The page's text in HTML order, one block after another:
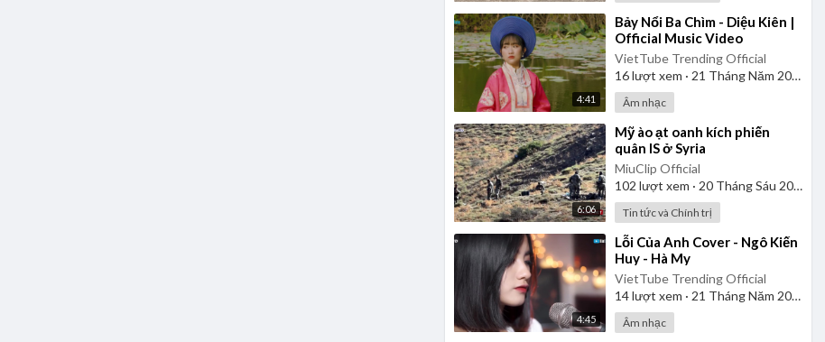
4:41
⁣Bảy Nổi Ba Chìm - Diệu Kiên |
Official Music Video
VietTube Trending Official
16lượt xem · 21 Tháng Năm 2026
Âm nhạc
6:06
⁣Mỹ ào ạt oanh kích phiến
quân IS ở Syria
MiuClip Official
102 lượt xem · 20 Tháng Sáu 2025
Tin tức và Chính trị
4:45
⁣Lỗi Của Anh Cover - Ngô Kiến
Huy - Hà My
VietTube Trending Official
14lượt xem · 21 Tháng Năm 2026
Âm nhạc